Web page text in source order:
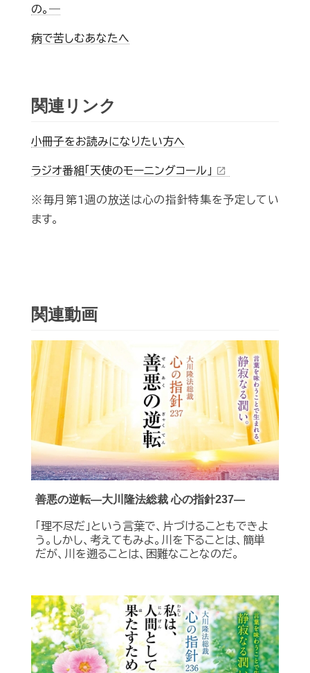
の。―
病で苦しむあなたへ
関連リンク
小冊子をお読みになりたい方へ
ラジオ番組「天使のモーニングコール」 open_in_new
※毎月第1週の放送は心の指針特集を予定してい
ます。
関連動画
善悪の逆転―大川隆法総裁 心の指針237―
「理不尽だ」という言葉で、片づけることもできよ
う。しかし、考えてもみよ。川を下ることは、簡単
だが、川を遡ることは、困難なことなのだ。